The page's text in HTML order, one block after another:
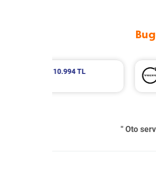
Seat
2013
" Oto